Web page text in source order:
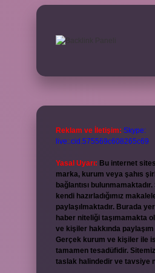
Reklam ve İletişim: Skype:
live:.cid.575569c608265c69
Yasal Uyarı: Bu internet
marka, kurum veya şahıs
bağlantısı
kendi hazırladığımız
paylaşılmaktadır. Burada
haber niteliği taşımamakta
ve kişiler hakkında paylaşım
Gerçek kurum ve kişiler ile
tamamen tesadüfidir.
taslak halindedir ve tavsiye